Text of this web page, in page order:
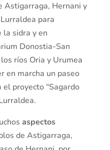
Astigarraga, Hernani y
para
la sidra y en
Donostia-San
ríos Oria y Urumea
en marcha un paseo
proyecto “Sagardo
aspectos
de Astigarraga,